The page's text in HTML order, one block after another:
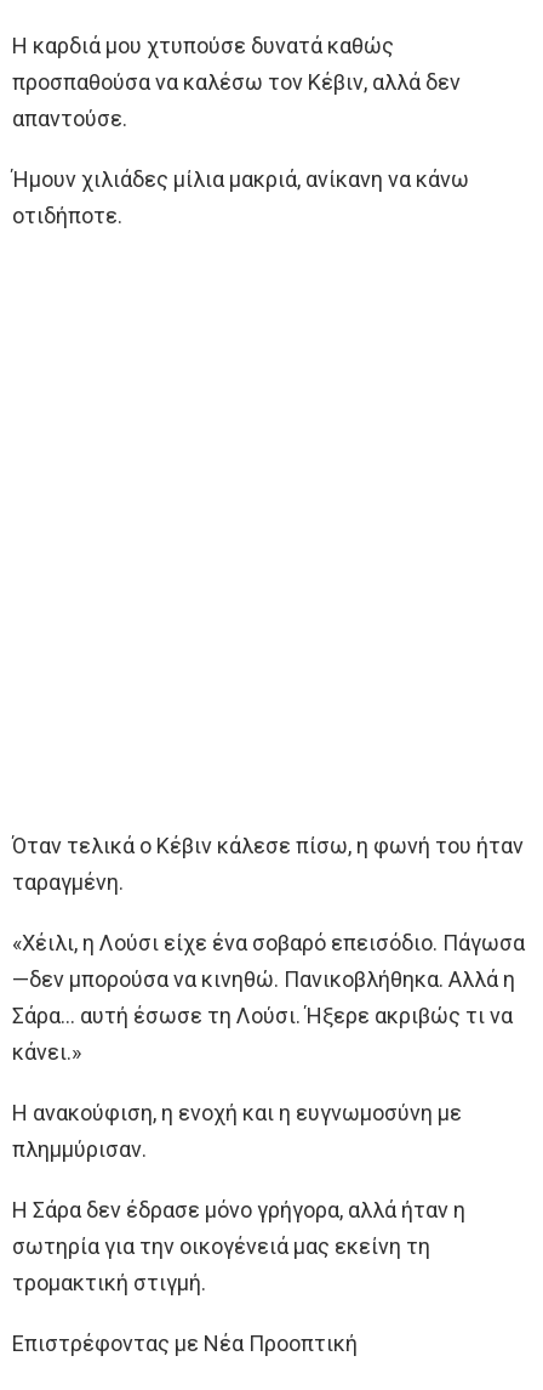
Η καρδιά μου χτυπούσε δυνατά καθώς
προσπαθούσα να καλέσω τον Κέβιν, αλλά δεν
απαντούσε.
Ήμουν χιλιάδες μίλια μακριά, ανίκανη να κάνω
οτιδήποτε.
Όταν τελικά ο Κέβιν κάλεσε πίσω, η φωνή του ήταν
ταραγμένη.
«Χέιλι, η Λούσι είχε ένα σοβαρό επεισόδιο. Πάγωσα
—δεν μπορούσα να κινηθώ. Πανικοβλήθηκα. Αλλά η
Σάρα… αυτή έσωσε τη Λούσι. Ήξερε ακριβώς τι να
κάνει.»
Η ανακούφιση, η ενοχή και η ευγνωμοσύνη με
πλημμύρισαν.
Η Σάρα δεν έδρασε μόνο γρήγορα, αλλά ήταν η
σωτηρία για την οικογένειά μας εκείνη τη
τρομακτική στιγμή.
Επιστρέφοντας με Νέα Προοπτική